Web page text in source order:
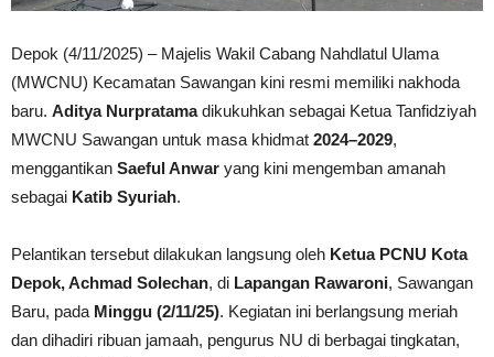
Depok (4/11/2025) – Majelis Wakil Cabang Nahdlatul Ulama
(MWCNU) Kecamatan Sawangan kini resmi memiliki nakhoda
baru. Aditya Nurpratamadikukuhkan sebagai Ketua Tanfidziyah
MWCNU Sawangan untuk masa khidmat 2024–2029,
menggantikan Saeful Anwar yang kini mengemban amanah
sebagai Katib Syuriah.
Pelantikan tersebut dilakukan langsung oleh Ketua PCNU Kota
Depok, Achmad Solechan, di Lapangan Rawaroni, Sawangan
Baru, pada Minggu (2/11/25). Kegiatan ini berlangsung meriah
dan dihadiri ribuan jamaah, pengurus NU di berbagai tingkatan,